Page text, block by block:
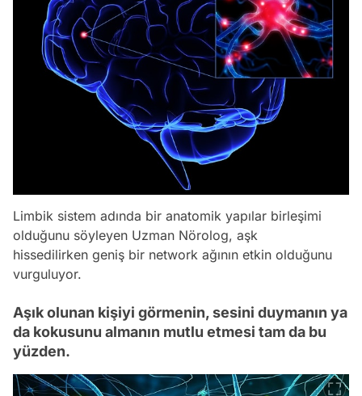
Limbik sistem adında bir anatomik yapılar birleşimi
olduğunu söyleyen Uzman Nörolog, aşk
hissedilirken geniş bir network ağının etkin olduğunu
vurguluyor.
Aşık olunan kişiyi görmenin, sesini duymanın ya
da kokusunu almanın mutlu etmesi tam da bu
yüzden.